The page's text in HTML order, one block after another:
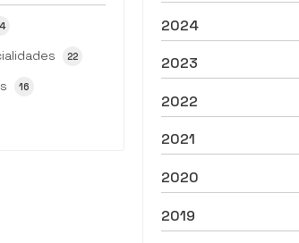
22
16
2024
2023
2022
2021
2020
2019